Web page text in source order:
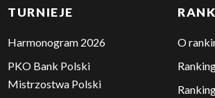
TURNIEJE
Harmonogram 2026
PKO Bank Polski
Mistrzostwa Polski
O